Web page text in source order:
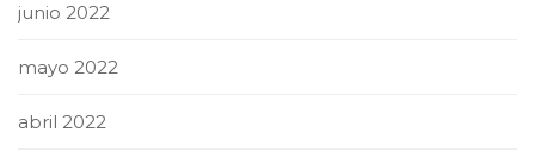
junio 2022
mayo 2022
abril 2022